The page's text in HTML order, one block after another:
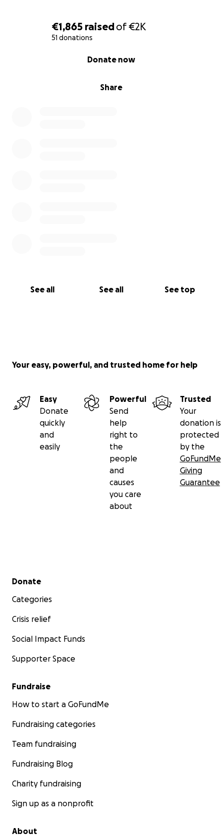
€1,865 raisedof€2K
51 donations
Share
Donate now
See all See all See top
Your easy, powerful, and trusted home for help
Easy
Donate
quickly
and
easily
Powerful
Send
help
right to
the
people
and
causes
you care
about
Trusted
Your
donation is
protected
by the
GoFundMe
Giving
Guarantee
Secondary menu
Donate
Categories
Crisis relief
Social Impact Funds
Supporter Space
Fundraise
How to start a GoFundMe
Fundraising categories
Team fundraising
Fundraising Blog
Charity fundraising
Sign up as a nonprofit
About